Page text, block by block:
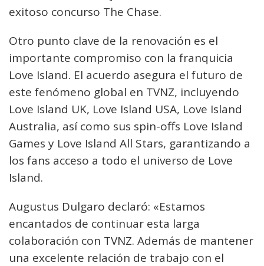
exitoso concurso The Chase.
Otro punto clave de la renovación es el
importante compromiso con la franquicia
Love Island. El acuerdo asegura el futuro de
este fenómeno global en TVNZ, incluyendo
Love Island UK, Love Island USA, Love Island
Australia, así como sus spin-offs Love Island
Games y Love Island All Stars, garantizando a
los fans acceso a todo el universo de Love
Island.
Augustus Dulgaro declaró: «Estamos
encantados de continuar esta larga
colaboración con TVNZ. Además de mantener
una excelente relación de trabajo con el